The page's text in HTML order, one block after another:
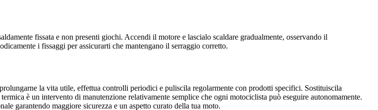
fissata e non presenti giochi. Accendi il motore e lascialo scaldare gradualmente, osservando il
i fissaggi per assicurarti che mantengano il serraggio corretto.
la vita utile, effettua controlli periodici e puliscila regolarmente con prodotti specifici. Sostituiscila
è un intervento di manutenzione relativamente semplice che ogni motociclista può eseguire autonomamente.
garantendo maggiore sicurezza e un aspetto curato della tua moto.